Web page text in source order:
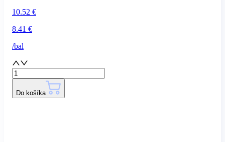
10.52 €
8.41 €
/bal
Do košíka